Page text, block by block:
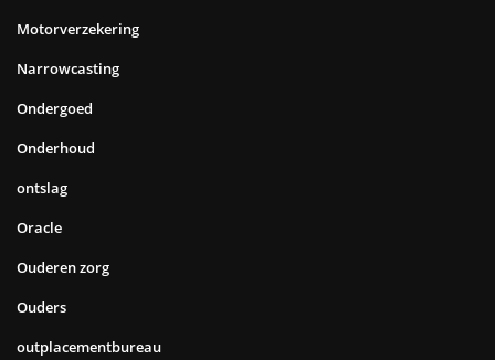
Motorverzekering
Narrowcasting
Ondergoed
Onderhoud
ontslag
Oracle
Ouderen zorg
Ouders
outplacementbureau